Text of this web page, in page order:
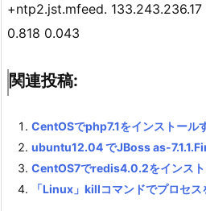
+ntp2.jst.mfeed.
0.818 0.043
関連投稿:
CentOSでphp7.1をインストール
ubuntu12.04 でJBoss as-
CentOS7でredis4.0.2をインスト
「Linux」killコマンドでプロセス